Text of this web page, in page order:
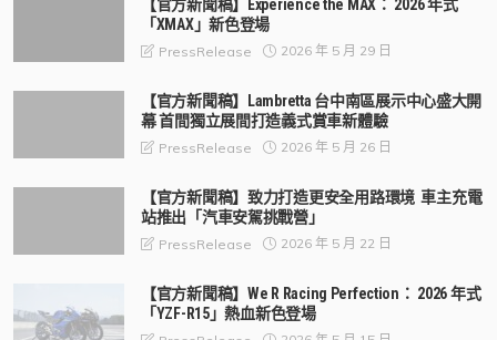
【官方新聞稿】Experience the MAX： 2026 年式
「XMAX」新色登場
PressRelease 2026 年 5 月 29 日
【官方新聞稿】Lambretta 台中南區展示中心盛大開
幕 首間獨立展間打造義式賞車新體驗
PressRelease 2026 年 5 月 26 日
【官方新聞稿】致力打造更安全用路環境 車主充電
站推出「汽車安駕挑戰營」
PressRelease 2026 年 5 月 22 日
【官方新聞稿】We R Racing Perfection： 2026 年式
「YZF-R15」熱血新色登場